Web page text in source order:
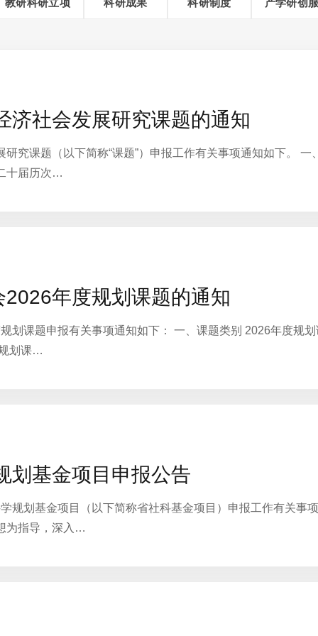
教研科研立项 科研成果 科研制度 产学研创
济社会发展研究课题的通知
究课题（以下简称“课题”）申报工作有关事项通知如下。
十届历次…
年度规划课题的通知
划课题申报有关事项通知如下： 一、课题类别 2026年度规
划课…
划基金项目申报公告
规划基金项目（以下简称省社科基金项目）申报工作有关事
为指导，深入…